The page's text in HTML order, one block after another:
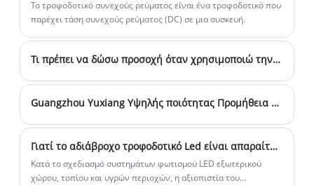
ένα καλύτερο μέλλον!
δημιουργώντας έτσι ένα ή περισσότερα απαιτούμενες ομάδες
τάσης εξόδου.
Το τροφοδοτικό συνεχούς ρεύματος είναι ένα τροφοδοτικό που
παρέχει τάση συνεχούς ρεύματος (DC) σε μια συσκευή.
Τι πρέπει να δώσω προσοχή όταν χρησιμοποιώ την τροφοδοσία ρεύματος LED;
Guangzhou Yuxiang Υψηλής ποιότητας Προμήθεια αποδείξεων βροχής 12v500w
Γιατί το αδιάβροχο τροφοδοτικό Led είναι απαραίτητο για έργα φωτισμού εξωτερικού χώρου;
Κατά το σχεδιασμό συστημάτων φωτισμού LED εξωτερικού
χώρου, τοπίου και υγρών περιοχών, η αξιοπιστία του